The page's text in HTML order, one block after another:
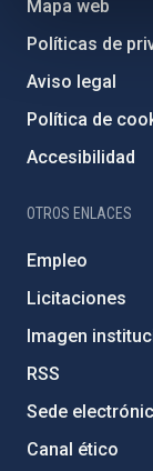
Mapa web
Políticas de
Aviso legal
Política de
Accesibilidad
OTROS ENLACES
Empleo
Licitaciones
Imagen
RSS
Sede
Canal ético